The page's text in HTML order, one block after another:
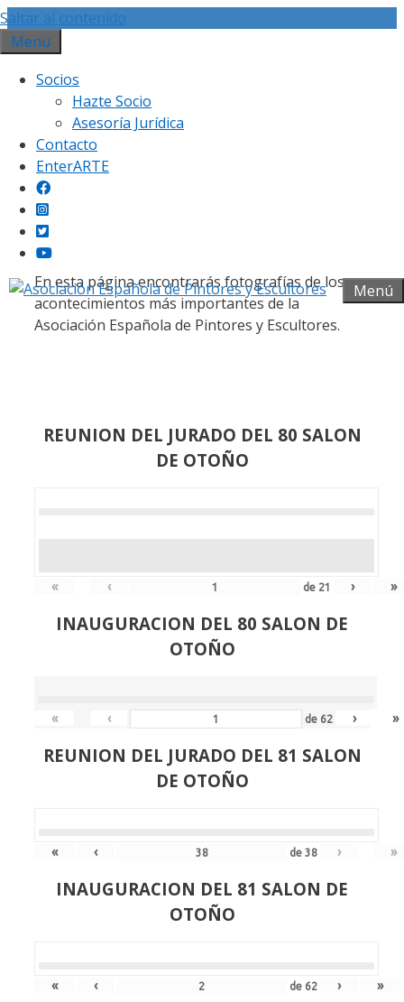
Saltar al contenido
Menu
Socios
Hazte Socio
Asesoría Jurídica
Contacto
EnterARTE
Menú
Galería fotográfica
En esta página encontrarás fotografías de los
acontecimientos más importantes de la
Asociación Española de Pintores y Escultores.
REUNION DEL JURADO DEL 80 SALON
DE OTOÑO
« ‹ de 21 › »
INAUGURACION DEL 80 SALON DE
OTOÑO
« ‹ de 62 › »
REUNION DEL JURADO DEL 81 SALON
DE OTOÑO
« ‹ de38 › »
INAUGURACION DEL 81 SALON DE
OTOÑO
« ‹ de 62 › »